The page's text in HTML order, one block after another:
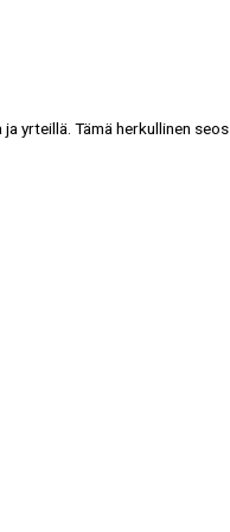
yrteillä. Tämä herkullinen seos